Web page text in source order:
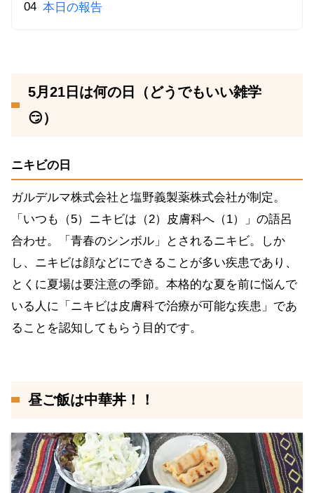
本日の報告
5月21日は何の日（どうでもいい雑学
😏）
ニキビの日
ガルデルマ株式会社と塩野義製薬株式会社が制定。
「いつも（5）ニキビは（2）皮膚科へ（1）」の語呂
合わせ。「青春のシンボル」とされるニキビ。しか
し、ニキビは顔などにできることが多い疾患であり、
とくに夏場は要注意の季節。本格的な夏を前に悩んで
いる人に「ニキビは皮膚科で治療が可能な疾患」であ
ることを認知してもらう目的です。
昼ご飯は中華丼！！